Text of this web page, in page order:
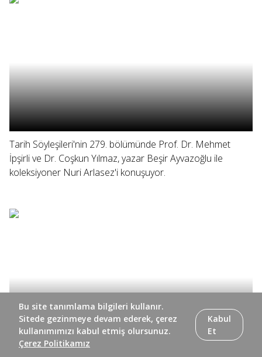
Tarih Söyleşileri'nin 279. bölümünde Prof. Dr. Mehmet
İpşirli ve Dr. Coşkun Yılmaz, yazar Beşir Ayvazoğlu ile
koleksiyoner Nuri Arlasez'i konuşuyor.
Bu site tanımlama bilgileri kullanır.
Sitede gezinmeye devam ederek, çerez
kullanımımızı kabul etmiş olursunuz.
Çerez Politikamız
Kabul
Et